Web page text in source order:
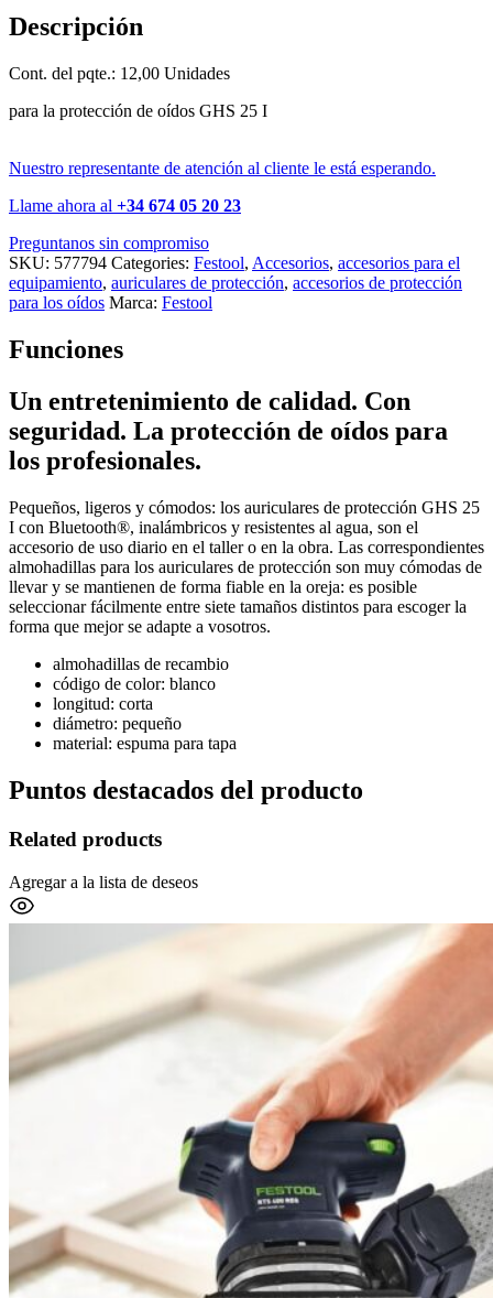
Descripción
Cont. del pqte.: 12,00 Unidades
para la protección de oídos GHS 25 I
Nuestro representante de atención al cliente le está esperando.
Llame ahora al +34 674 05 20 23
Preguntanos sin compromiso
SKU: 577794 Categories: Festool, Accesorios, accesorios para el
equipamiento, auriculares de protección, accesorios de protección
para los oídos Marca: Festool
Funciones
Un entretenimiento de calidad. Con
seguridad. La protección de oídos para
los profesionales.
Pequeños, ligeros y cómodos: los auriculares de protección GHS 25
I con Bluetooth®, inalámbricos y resistentes al agua, son el
accesorio de uso diario en el taller o en la obra. Las correspondientes
almohadillas para los auriculares de protección son muy cómodas de
llevar y se mantienen de forma fiable en la oreja: es posible
seleccionar fácilmente entre siete tamaños distintos para escoger la
forma que mejor se adapte a vosotros.
almohadillas de recambio
código de color: blanco
longitud: corta
diámetro: pequeño
material: espuma para tapa
Puntos destacados del producto
Related products
Agregar a la lista de deseos